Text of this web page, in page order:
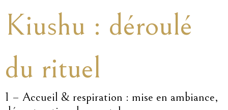
Kiushu : déroulé
du rituel
1 – Accueil & respiration : mise en ambiance,